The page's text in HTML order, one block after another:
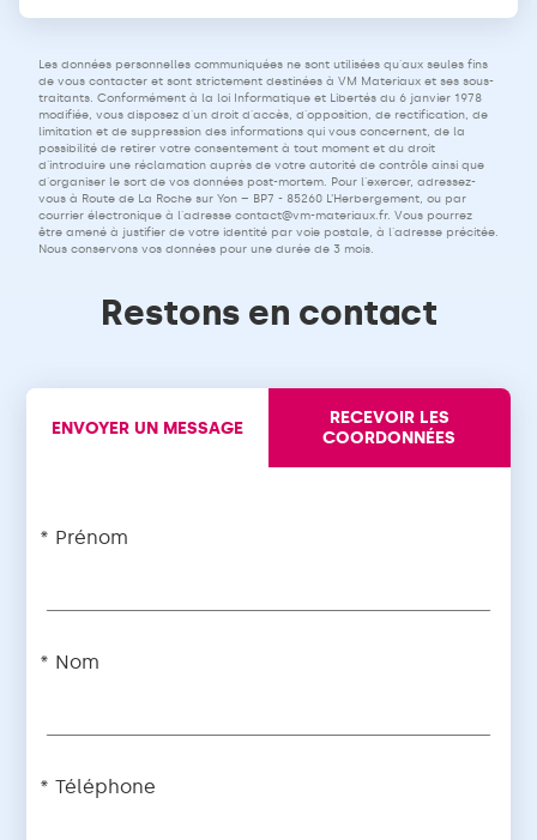
Les données personnelles communiquées ne sont utilisées qu'aux seules fins
de vous contacter et sont strictement destinées à VM Materiaux et ses sous-
traitants. Conformément à la loi Informatique et Libertés du 6 janvier 1978
modifiée, vous disposez d'un droit d'accès, d'opposition, de rectification, de
limitation et de suppression des informations qui vous concernent, de la
possibilité de retirer votre consentement à tout moment et du droit
d'introduire une réclamation auprès de votre autorité de contrôle ainsi que
d'organiser le sort de vos données post-mortem. Pour l'exercer, adressez-
vous à Route de La Roche sur Yon – BP7 - 85260 L’Herbergement, ou par
courrier électronique à l'adresse contact@vm-materiaux.fr. Vous pourrez
être amené à justifier de votre identité par voie postale, à l'adresse précitée.
Nous conservons vos données pour une durée de 3 mois.
Restons en contact
ENVOYER UN MESSAGE
RECEVOIR LES
COORDONNÉES
Prénom
Nom
Téléphone